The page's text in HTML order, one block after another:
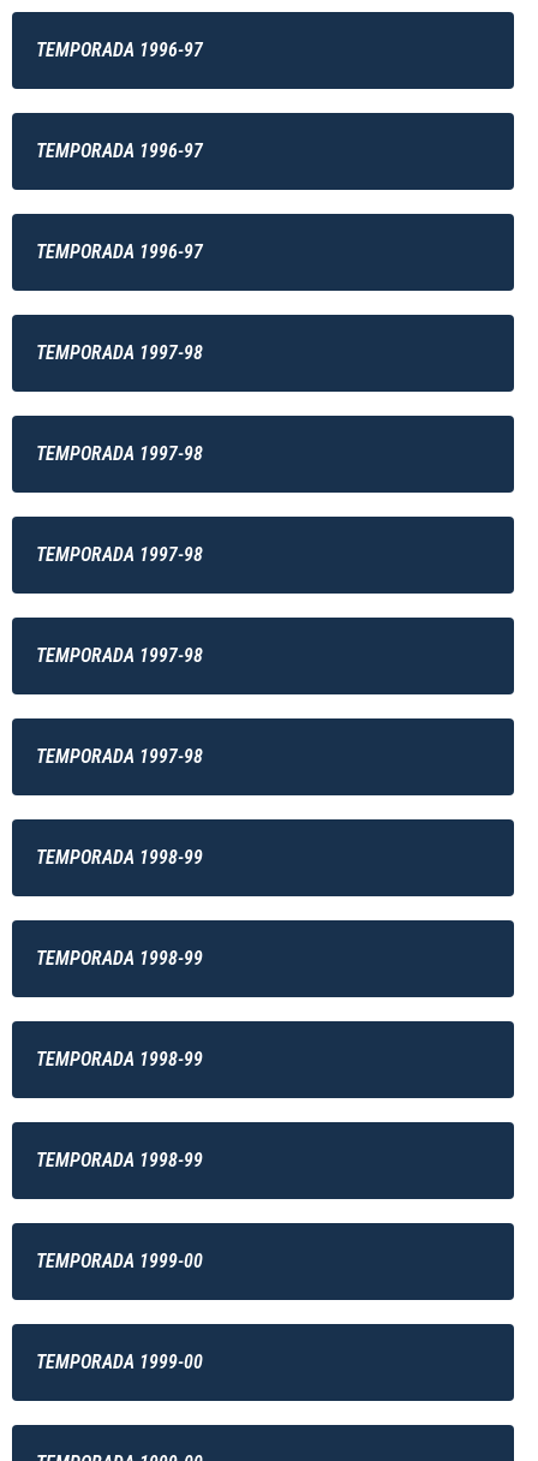
TEMPORADA 1996-97
TEMPORADA 1996-97
TEMPORADA 1996-97
TEMPORADA 1997-98
TEMPORADA 1997-98
TEMPORADA 1997-98
TEMPORADA 1997-98
TEMPORADA 1997-98
TEMPORADA 1998-99
TEMPORADA 1998-99
TEMPORADA 1998-99
TEMPORADA 1998-99
TEMPORADA 1999-00
TEMPORADA 1999-00